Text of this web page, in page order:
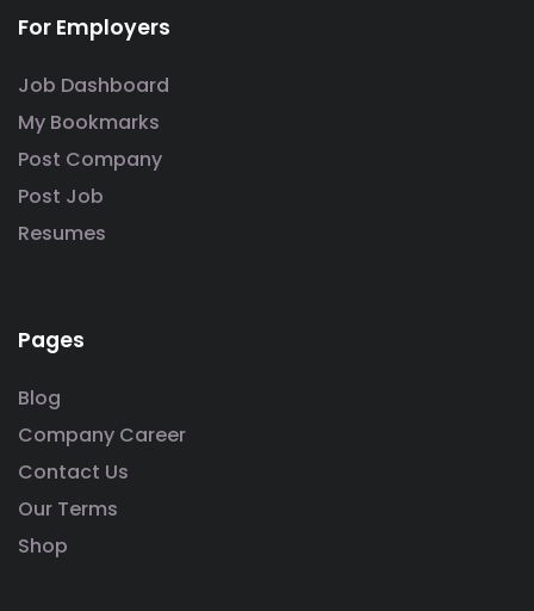
For Employers
Job Dashboard
My Bookmarks
Post Company
Post Job
Resumes
Pages
Blog
Company Career
Contact Us
Our Terms
Shop